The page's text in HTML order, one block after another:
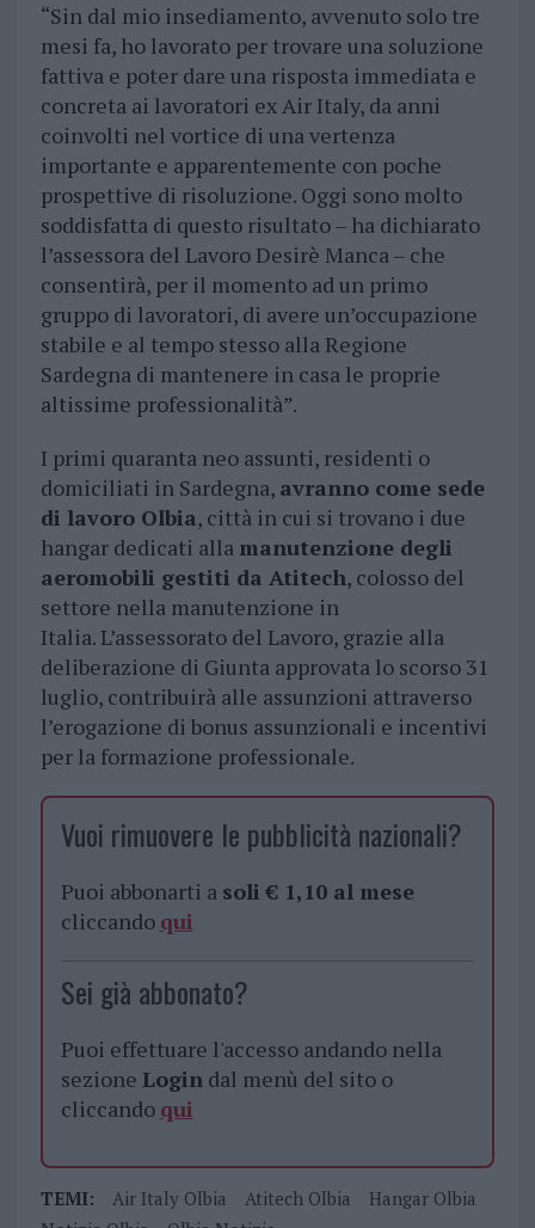
“Sin dal mio insediamento, avvenuto solo tre
mesi fa, ho lavorato per trovare una soluzione
fattiva e poter dare una risposta immediata e
concreta ai lavoratori ex Air Italy, da anni
coinvolti nel vortice di una vertenza
importante e apparentemente con poche
prospettive di risoluzione. Oggi sono molto
soddisfatta di questo risultato – ha dichiarato
l’assessora del Lavoro Desirè Manca – che
consentirà, per il momento ad un primo
gruppo di lavoratori, di avere un’occupazione
stabile e al tempo stesso alla Regione
Sardegna di mantenere in casa le proprie
altissime professionalità”.
I primi quaranta neo assunti, residenti o
domiciliati in Sardegna, avranno come sede
di lavoro Olbia, città in cui si trovano i due
hangar dedicati alla manutenzione degli
aeromobili gestiti da Atitech, colosso del
settore nella manutenzione in
Italia. L’assessorato del Lavoro, grazie alla
deliberazione di Giunta approvata lo scorso 31
luglio, contribuirà alle assunzioni attraverso
l’erogazione di bonus assunzionali e incentivi
per la formazione professionale.
Vuoi rimuovere le pubblicità nazionali?
Puoi abbonarti a soli € 1,10 al mese
cliccando qui
Sei già abbonato?
Puoi effettuare l'accesso andando nella
sezione Logindal menù del sito o
cliccando qui
TEMI: Air Italy Olbia Atitech Olbia
Hangar Olbia